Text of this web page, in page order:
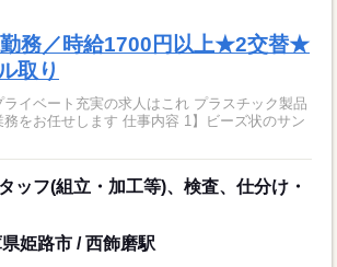
勤務／時給1700円以上★2交替★
取り
ライベート充実の求人はこれ プラスチック製品
をお任せします 仕事内容 1】ビーズ状のサン
ッフ(組立・加工等)、検査、仕分け・
姫路市 / 西飾磨駅